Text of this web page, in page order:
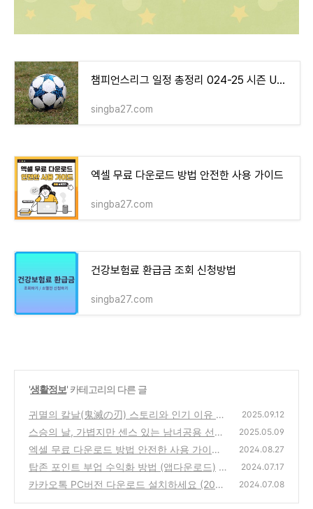
챔피언스리그 일정 총정리 024-25 시즌 UEFA 챔피언스리그 스케줄
singba27.com
엑셀 무료 다운로드 방법 안전한 사용 가이드
singba27.com
건강보험료 환급금 조회 신청방법
singba27.com
'생활정보' 카테고리의 다른 글
귀멸의 칼날(鬼滅の刃) 스토리와 인기 이유 완
벽 정리 메타디스크립션
(0)
2025.09.12
스승의 날, 가볍지만 센스 있는 남녀공용 선물
추천 BEST 10
(0)
2025.05.09
엑셀 무료 다운로드 방법 안전한 사용 가이드
(3)
2024.08.27
탑존 포인트 부업 수익화 방법 (앱다운로드)
(0)
2024.07.17
카카오톡 PC버전 다운로드 설치하세요 (2024
2024.07.08